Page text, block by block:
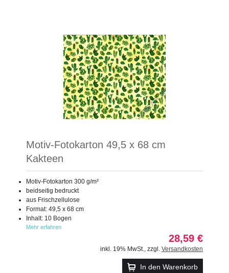
Motiv-Fotokarton 49,5 x 68 cm
Kakteen
Motiv-Fotokarton 300 g/m²
beidseitig bedruckt
aus Frischzellulose
Format: 49,5 x 68 cm
Inhalt: 10 Bogen
Mehr erfahren
28,59 €
inkl. 19% MwSt. zzgl. Versandkosten
In den Warenkorb